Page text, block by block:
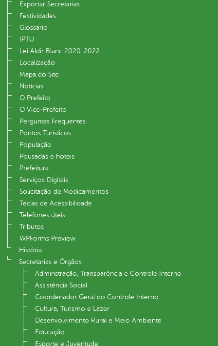
Exportar Secretarias
Festividades
Glossário
IPTU
Lei Aldir Blanc 2020-2022
Localização
Mapa do Site
Notícias
O Prefeito
O Vice‐Prefeito
Perguntas Frequentes
Pontos Turísticos
População
Pousadas e hoteis
Prefeitura
Serviços Digitais
Solicitação de Medicamentos
Teclas de Acessibilidade
Telefones úteis
Tributos
WPForms Preview
História
Secretarias e Órgãos
Adminstração, Transparência e Controle Interno
Assistência Social
Coordenador Geral do Controle Interno
Cultura, Turismo e Lazer
Desenvolvimento Rural e Meio Ambiente
Educação
Esporte e Juventude